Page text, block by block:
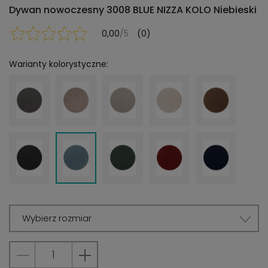
Dywan nowoczesny 3008 BLUE NIZZA KOLO Niebieski
0,00/5 (0)
Warianty kolorystyczne:
Wybierz rozmiar